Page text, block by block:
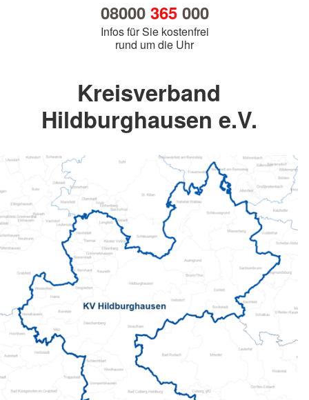
08000 365000
Infos für Sie kostenfrei
rund um die Uhr
Kreisverband
Hildburghausen e.V.